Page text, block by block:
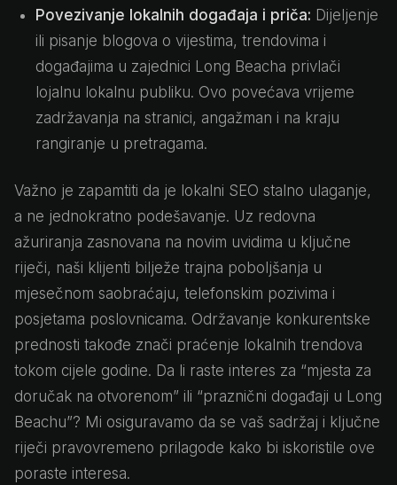
Povezivanje lokalnih događaja i priča: Dijeljenje
ili pisanje blogova o vijestima, trendovima i
događajima u zajednici Long Beacha privlači
lojalnu lokalnu publiku. Ovo povećava vrijeme
zadržavanja na stranici, angažman i na kraju
rangiranje u pretragama.
Važno je zapamtiti da je lokalni SEO stalno ulaganje,
a ne jednokratno podešavanje. Uz redovna
ažuriranja zasnovana na novim uvidima u ključne
riječi, naši klijenti bilježe trajna poboljšanja u
mjesečnom saobraćaju, telefonskim pozivima i
posjetama poslovnicama. Održavanje konkurentske
prednosti takođe znači praćenje lokalnih trendova
tokom cijele godine. Da li raste interes za “mjesta za
doručak na otvorenom” ili “praznični događaji u Long
Beachu”? Mi osiguravamo da se vaš sadržaj i ključne
riječi pravovremeno prilagode kako bi iskoristile ove
poraste interesa.